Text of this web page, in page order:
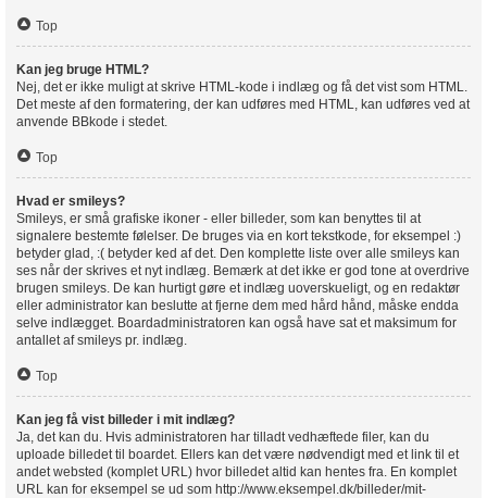
Top
Kan jeg bruge HTML?
Nej, det er ikke muligt at skrive HTML-kode i indlæg og få det vist som HTML.
Det meste af den formatering, der kan udføres med HTML, kan udføres ved at
anvende BBkode i stedet.
Top
Hvad er smileys?
Smileys, er små grafiske ikoner - eller billeder, som kan benyttes til at
signalere bestemte følelser. De bruges via en kort tekstkode, for eksempel :)
betyder glad, :( betyder ked af det. Den komplette liste over alle smileys kan
ses når der skrives et nyt indlæg. Bemærk at det ikke er god tone at overdrive
brugen smileys. De kan hurtigt gøre et indlæg uoverskueligt, og en redaktør
eller administrator kan beslutte at fjerne dem med hård hånd, måske endda
selve indlægget. Boardadministratoren kan også have sat et maksimum for
antallet af smileys pr. indlæg.
Top
Kan jeg få vist billeder i mit indlæg?
Ja, det kan du. Hvis administratoren har tilladt vedhæftede filer, kan du
uploade billedet til boardet. Ellers kan det være nødvendigt med et link til et
andet websted (komplet URL) hvor billedet altid kan hentes fra. En komplet
URL kan for eksempel se ud som http://www.eksempel.dk/billeder/mit-